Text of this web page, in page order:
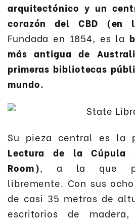
arquitectónico y un
corazón del CBD (en
Fundada en 1854, es la
más antigua de
primeras bibliotecas
mundo.
Su pieza central es la
Lectura de la Cúpula
Room), a la que
libremente. Con sus
de casi 35 metros de
escritorios de